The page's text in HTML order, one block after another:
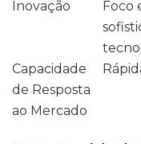
Inovação
Foco
Capacidade
de Resposta
ao Mercado